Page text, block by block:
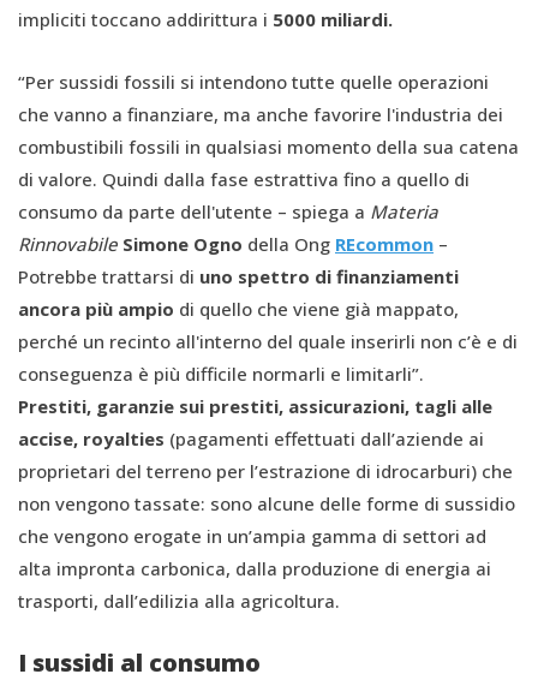
impliciti toccano addirittura i 5000 miliardi.
“Per sussidi fossili si intendono tutte quelle operazioni
che vanno a finanziare, ma anche favorire l'industria dei
combustibili fossili in qualsiasi momento della sua catena
di valore. Quindi dalla fase estrattiva fino a quello di
consumo da parte dell'utente – spiega a Materia
Rinnovabile Simone Ogno della Ong REcommon –
Potrebbe trattarsi di uno spettro di finanziamenti
ancora più ampio di quello che viene già mappato,
perché un recinto all'interno del quale inserirli non c’è e di
conseguenza è più difficile normarli e limitarli”.
Prestiti, garanzie sui prestiti, assicurazioni, tagli alle
accise, royalties (pagamenti effettuati dall’aziende ai
proprietari del terreno per l’estrazione di idrocarburi) che
non vengono tassate: sono alcune delle forme di sussidio
che vengono erogate in un’ampia gamma di settori ad
alta impronta carbonica, dalla produzione di energia ai
trasporti, dall’edilizia alla agricoltura.
I sussidi al consumo